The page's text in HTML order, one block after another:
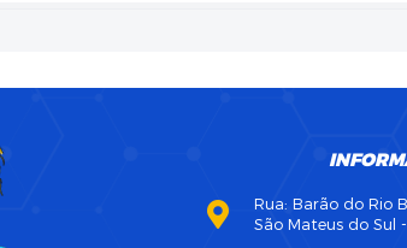
Rua: Barão do Rio
São Mateus do Sul